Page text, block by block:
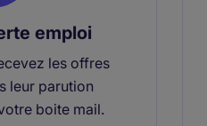
emploi
les offres
leur parution
boite mail.